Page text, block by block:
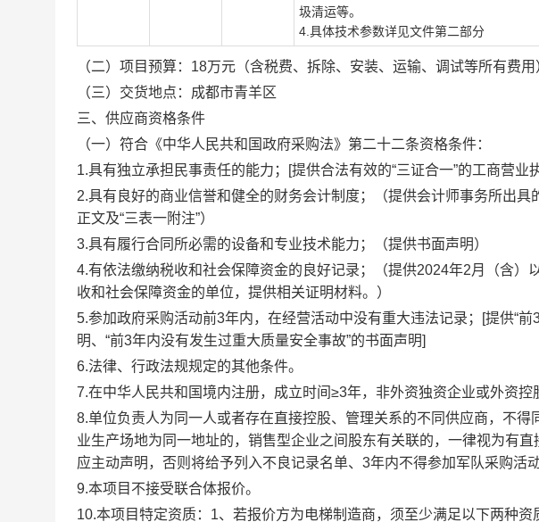
圾清运等。
4. 具体技术参数详见文件第二部分
（二） 项目预算： 18万元 （含税费、 拆除、 安装、运输、 调试等所有费用
（三） 交货地点： 成都市青羊区
三、 供应商资格条件
（一） 符合《中华人民共和国政府采购法》第二十二条资格条件：
1.具有独立承担民事责任的能力； [提供合法有效的“三证合一”的工商营业
2.具有良好的商业信誉和健全的财务会计制度； （提供会计师事务所出具
正文及“三表一附注”）
3.具有履行合同所必需的设备和专业技术能力； （提供书面声明）
4.有依法缴纳税收和社会保障资金的良好记录； （提供2024年2月（含）
收和社会保障资金的单位，提供相关证明材料。 ）
5.参加政府采购活动前3年内，在经营活动中没有重大违法记录； [提供“前
明、 “前3年内没有发生过重大质量安全事故”的书面声明]
6.法律、行政法规规定的其他条件。
7.在中华人民共和国境内注册， 成立时间≥3年， 非外资独资企业或外资控
8.单位负责人为同一人或者存在直接控股、管理关系的不同供应商，不
业生产场地为同一地址的，销售型企业之间股东有关联的，一律视为有直
应主动声明，否则将给予列入不良记录名单、 3年内不得参加军队采购活
9.本项目不接受联合体报价。
10.本项目特定资质： 1、若报价方为电梯制造商，须至少满足以下两种资